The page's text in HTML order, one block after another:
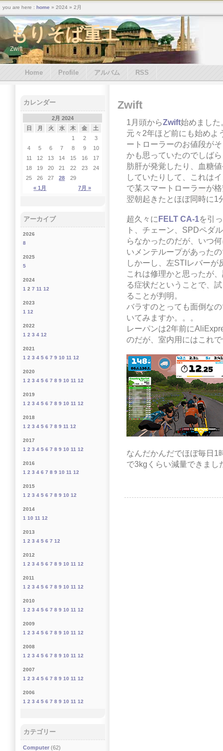
もりそば重工
Zwift
Zwift
1月頭からZwift始めました
元々2年ほど前にも始めよ
ートローラーのお値段が
かも思っていたのでしば
肪肝が発覚したり、血糖
していたりして、これは
で某スマートローラーが
翌朝起きたとほぼ同時に1
超久々に FELT CA-1を引
ト、チェーン、SPDペダ
らなかったのだが、いつ
いメンテループがあった
しかーし、左STIレバーが
これは修理かと思ったが
る症状だということで、
ることが判明。
バラすのとっても面倒な
いてみますか。。。
レーパンは2年前に
のだが、室内用にはこれ
なんだかんだでほぼ毎日1
で3kgくらい減量できまし
カレンダー
2月 2024
日
月 火 水 木 金 土
« 1月 7月 »
1 2
3
4
5 6 7 8 9
10
11
12 13 14 15 16
17
18
19 20 21 22 23
24
25
26 27 28 29
アーカイブ
2026
8
2025
5
2024
1 2 7 11 12
2023
1 12
2022
1 2 3 4 12
2021
1 2 3 4 5 6 7 9 10 11 12
2020
1 2 3 4 5 6 7 8 9 10 11 12
2019
1 2 3 4 5 6 7 8 9 10 11 12
2018
1 2 3 4 5 6 7 8 9 11 12
2017
1 2 3 4 5 6 7 8 9 10 11 12
2016
1 2 3 4 6 7 8 9 10 11 12
2015
1 2 3 4 5 6 7 8 9 10 12
2014
1 10 11 12
2013
1 2 3 4 5 6 7 12
2012
1 2 3 4 5 6 7 8 9 10 11 12
2011
1 2 3 4 5 6 7 8 9 10 11 12
2010
1 2 3 4 5 6 7 8 9 10 11 12
2009
1 2 3 4 5 6 7 8 9 10 11 12
2008
1 2 3 4 5 6 7 8 9 10 11 12
2007
1 2 3 4 5 6 7 8 9 10 11 12
2006
1 2 3 4 5 6 7 8 9 10 11 12
カテゴリー
Computer (62)
Home Profile アルバム RSS
you are here : home » 2024 » 2月